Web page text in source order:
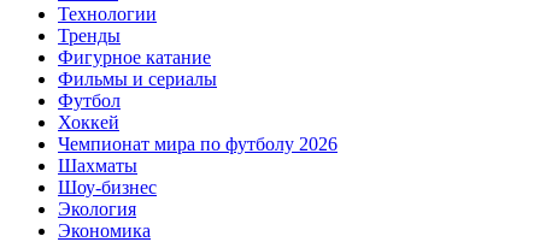
Технологии
Тренды
Фигурное катание
Фильмы и сериалы
Футбол
Хоккей
Чемпионат мира по футболу 2026
Шахматы
Шоу-бизнес
Экология
Экономика